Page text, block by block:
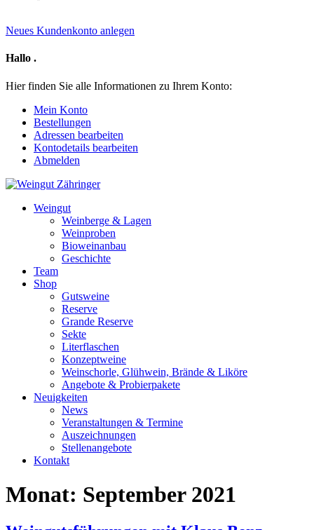
Neues Kundenkonto anlegen
Hallo .
Hier finden Sie alle Informationen zu Ihrem Konto:
Mein Konto
Bestellungen
Adressen bearbeiten
Kontodetails bearbeiten
Abmelden
Weingut
Weinberge & Lagen
Weinproben
Bioweinanbau
Geschichte
Team
Shop
Gutsweine
Reserve
Grande Reserve
Sekte
Literflaschen
Konzeptweine
Weinschorle, Glühwein, Brände & Liköre
Angebote & Probierpakete
Neuigkeiten
News
Veranstaltungen & Termine
Auszeichnungen
Stellenangebote
Kontakt
Monat: September 2021